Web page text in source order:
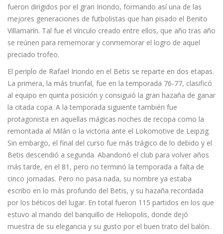
fueron dirigidos por el gran Iriondo, formando así una de las
mejores generaciones de futbolistas que han pisado el Benito
Villamarín. Tal fue el vínculo creado entre ellos, que año tras año
se reúnen para rememorar y conmemorar el logro de aquel
preciado trofeo.
El periplo de Rafael Iriondo en el Betis se reparte en dos etapas.
La primera, la más triunfal, fue en la temporada 76-77, clasificó
al equipo en quinta posición y consiguió la gran hazaña de ganar
la citada copa. A la temporada siguiente también fue
protagonista en aquellas mágicas noches de recopa como la
remontada al Milán o la victoria ante el Lokomotive de Leipzig.
Sin embargo, el final del curso fue más trágico de lo debido y el
Betis descendió a segunda. Abandonó el club para volver años
más tarde, en el 81, pero no terminó la temporada a falta de
cinco jornadas. Pero no pasa nada, su nombre ya estaba
escribo en lo más profundo del Betis, y su hazaña recordada
por los béticos del lugar. En total fueron 115 partidos en los que
estuvo al mando del banquillo de Heliopolis, donde dejó
muestra de su elegancia y su gusto por el buen trato del balón.